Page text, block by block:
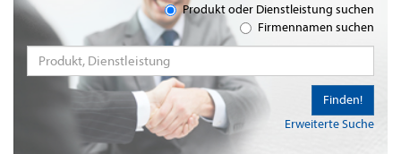
Produkt oder Dienstleistung suchen
Firmennamen suchen
Erweiterte Suche
Finden!